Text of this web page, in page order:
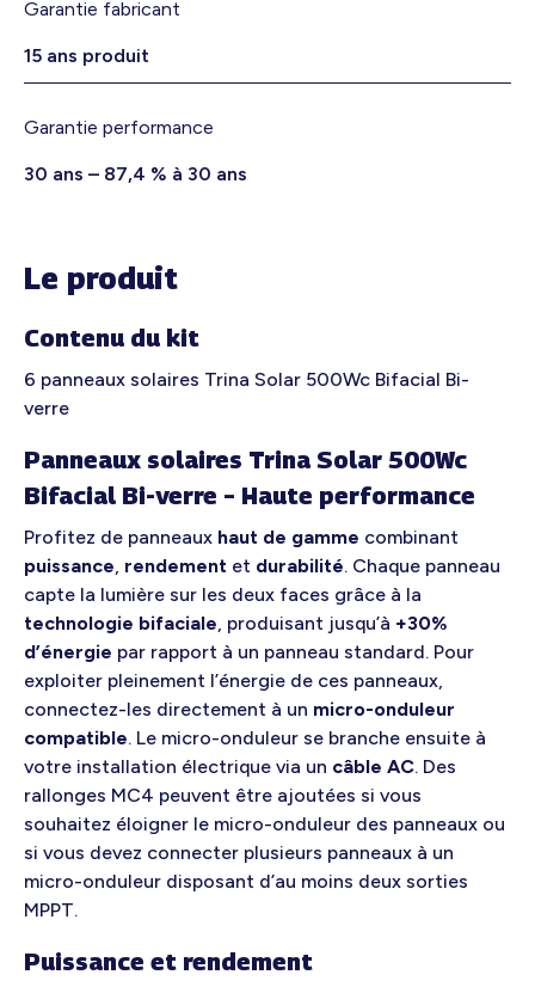
Garantie fabricant
15 ans produit
Garantie performance
30 ans – 87,4 % à 30 ans
Le produit
Contenu du kit
6 panneaux solaires Trina Solar 500Wc Bifacial Bi-
verre
Panneaux solaires Trina Solar 500Wc
Bifacial Bi-verre – Haute performance
Profitez de panneaux haut de gamme combinant
puissance, rendement et durabilité. Chaque panneau
capte la lumière sur les deux faces grâce à la
technologie bifaciale, produisant jusqu’à +30%
d’énergie par rapport à un panneau standard. Pour
exploiter pleinement l’énergie de ces panneaux,
connectez-les directement à un micro-onduleur
compatible. Le micro-onduleur se branche ensuite à
votre installation électrique via un câble AC. Des
rallonges MC4 peuvent être ajoutées si vous
souhaitez éloigner le micro-onduleur des panneaux ou
si vous devez connecter plusieurs panneaux à un
micro-onduleur disposant d’au moins deux sorties
MPPT.
Puissance et rendement